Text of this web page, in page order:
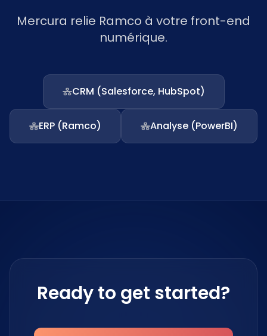
Mercura relie Ramco à votre front-end
numérique.
CRM (Salesforce, HubSpot)
ERP (Ramco) Analyse (PowerBI)
Ready to get started?